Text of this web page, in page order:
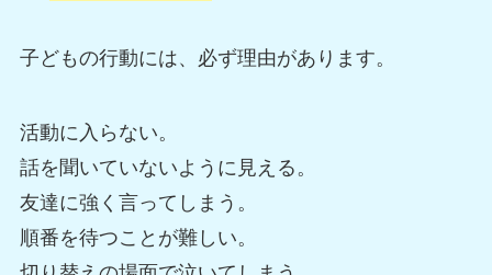
子どもの行動には、必ず理由があります。
活動に入らない。
話を聞いていないように見える。
友達に強く言ってしまう。
順番を待つことが難しい。